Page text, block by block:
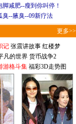
脚减肥--瘦到你叫停！
臭--腋臭--09新疗法
更多>>
记 张震讲故事 红楼梦
凡的世界 货币战争2
游格斗集 福彩3D走势图